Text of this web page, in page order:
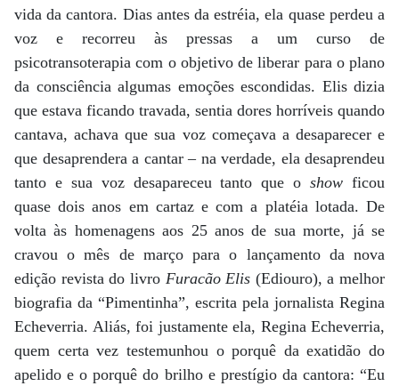
vida da cantora. Dias antes da estréia, ela quase perdeu a
voz e recorreu às pressas a um curso de
psicotransoterapia com o objetivo de liberar para o plano
da consciência algumas emoções escondidas. Elis dizia
que estava ficando travada, sentia dores horríveis quando
cantava, achava que sua voz começava a desaparecer e
que desaprendera a cantar – na verdade, ela desaprendeu
tanto e sua voz desapareceu tanto que oshow ficou
quase dois anos em cartaz e com a platéia lotada. De
volta às homenagens aos 25 anos de sua morte, já se
cravou o mês de março para o lançamento da nova
edição revista do livro Furacão Elis (Ediouro), a melhor
biografia da “Pimentinha”, escrita pela jornalista Regina
Echeverria. Aliás, foi justamente ela, Regina Echeverria,
quem certa vez testemunhou o porquê da exatidão do
apelido e o porquê do brilho e prestígio da cantora: “Eu